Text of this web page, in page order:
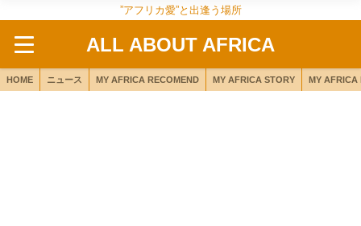
”アフリカ愛”と出逢う場所
ALL ABOUT AFRICA
HOME ニュース MY AFRICA RECOMEND MY AFRICA STORY MY AFRICA